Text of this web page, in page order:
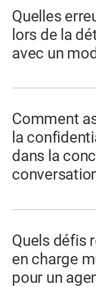
Quelles
lors de la
avec un
Comment
la
dans la
Quels défis
en charge
pour un